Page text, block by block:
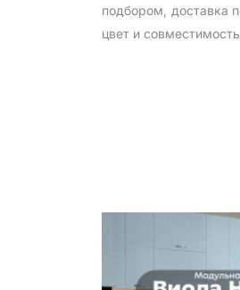
подбором, доставка
цвет и